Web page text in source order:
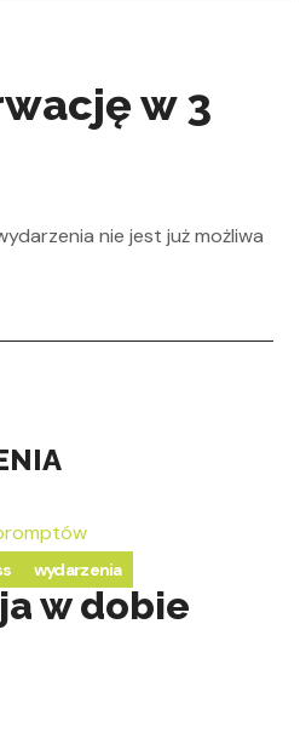
w 3
nie jest już możliwa
wydarzenia
w dobie